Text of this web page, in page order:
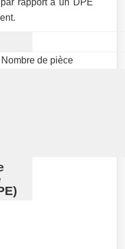
rapport à un DPE
Nombre de pièce